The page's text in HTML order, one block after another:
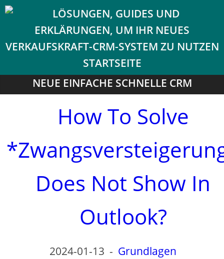
NEUE EINFACHE SCHNELLE CRM
How To Solve
Does Not Show In
Outlook?
2024-01-13 - Grundlagen